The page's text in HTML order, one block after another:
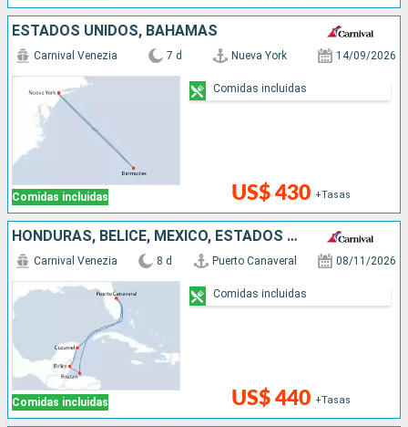
ESTADOS UNIDOS, BAHAMAS
Comidas incluidas
Carnival Venezia 7 d Nueva York 14/09/2026
US$ 430 +Tasas
Comidas incluidas
HONDURAS, BELICE, MÉXICO, ESTADOS UNIDOS
Comidas incluidas
Carnival Venezia 8 d Puerto Canaveral 08/11/2026
US$ 440 +Tasas
Comidas incluidas